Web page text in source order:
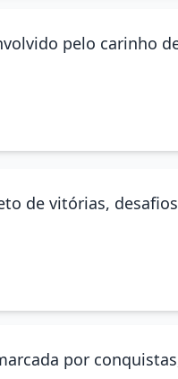
pelo carinho
de vitórias,
por